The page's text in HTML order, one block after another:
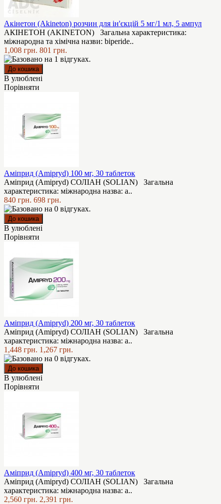
Акінетон (Akineton) розчин для ін'єкцій 5 мг/1 мл, 5 ампул
АКІНЕТОН (AKINETON) Загальна характеристика:
міжнародна та хімічна назви: biperide..
1,008 грн. 801 грн.
В улюблені
Порівняти
Аміприд (Amipryd) 100 мг, 30 таблеток
Аміприд (Amipryd) СОЛІАН (SOLIAN) Загальна
характеристика: міжнародна назва: а..
840 грн. 698 грн.
В улюблені
Порівняти
Аміприд (Amipryd) 200 мг, 30 таблеток
Аміприд (Amipryd) СОЛІАН (SOLIAN) Загальна
характеристика: міжнародна назва: а..
1,448 грн. 1,267 грн.
В улюблені
Порівняти
Аміприд (Amipryd) 400 мг, 30 таблеток
Аміприд (Amipryd) СОЛІАН (SOLIAN) Загальна
характеристика: міжнародна назва: а..
2,560 грн. 2,391 грн.